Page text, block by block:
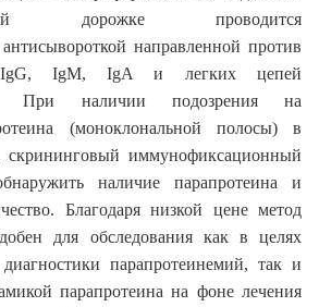
дорожке проводится
направленной против
IgG, IgM, IgA и легких цепей
При наличии подозрения на
(моноклональной полосы) в
скрининговый иммунофиксационный
наличие парапротеина и
Благодаря низкой цене метод
для обследования как в целях
парапротеинемий, так и
парапротеина на фоне лечения